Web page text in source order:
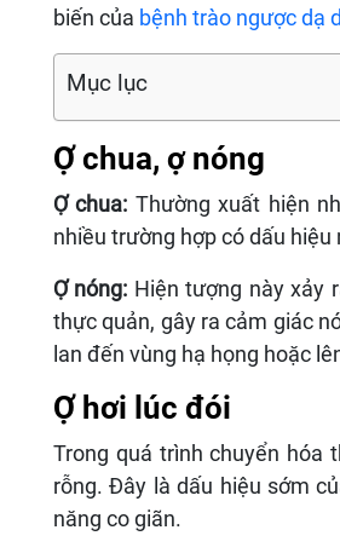
biến của bệnh trào ngược dạ
Mục lục
Ợ chua, ợ nóng
Ợ chua: Thường xuất hiện
nhiều trường hợp có dấu hiệu
Ợ nóng: Hiện tượng này xảy
thực quản, gây ra cảm giác
lan đến vùng hạ họng hoặc
Ợ hơi lúc đói
Trong quá trình chuyển hóa
rỗng. Đây là dấu hiệu sớm
năng co giãn.